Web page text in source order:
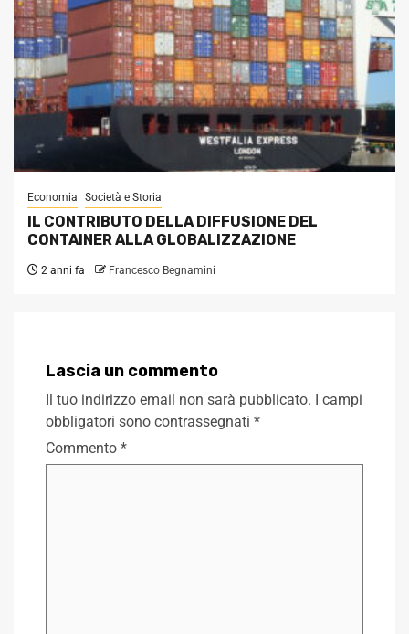
Economia Società e Storia
IL CONTRIBUTO DELLA DIFFUSIONE DEL
CONTAINER ALLA GLOBALIZZAZIONE
2 anni fa Francesco Begnamini
Lascia un commento
Il tuo indirizzo email non sarà pubblicato. I campi
obbligatori sono contrassegnati *
Commento *